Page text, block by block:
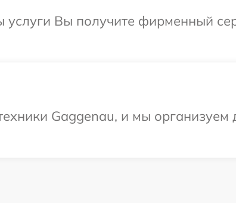
услуги Вы получите фирменный
Gaggenau, и мы организуем